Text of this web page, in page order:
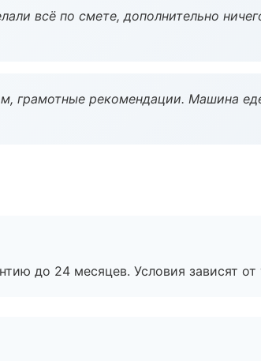
всё по смете, дополнительно
грамотные рекомендации. Машина
до 24 месяцев. Условия зависят от